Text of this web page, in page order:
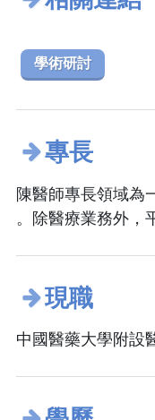
學術研討
專長
陳醫師專長領域為
。除醫療業務外，
現職
中國醫藥大學附設